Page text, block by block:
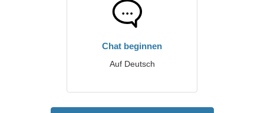
Chat beginnen
Auf Deutsch